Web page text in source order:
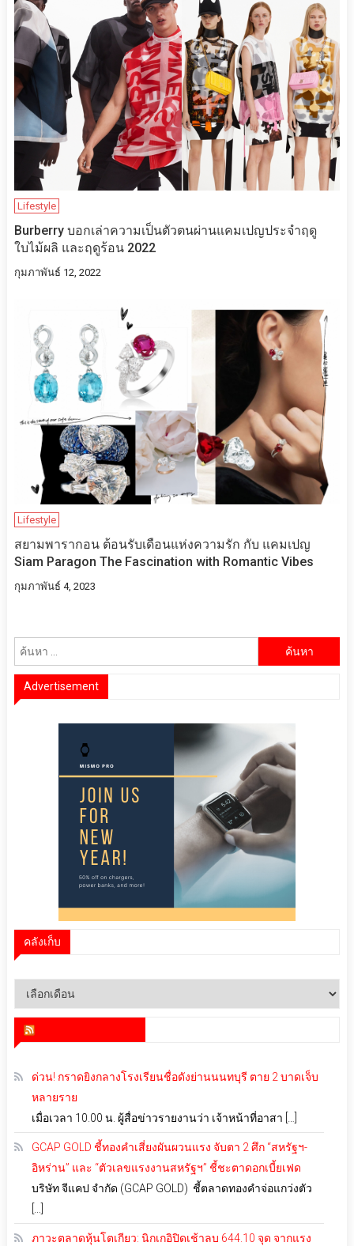
Lifestyle
Burberry บอกเล่าความเป็นตัวตนผ่านแคมเปญประจำฤดู
ใบไม้ผลิ และฤดูร้อน 2022
กุมภาพันธ์ 12, 2022
Lifestyle
สยามพารากอน ต้อนรับเดือนแห่งความรัก กับ​ แคมเปญ
Siam Paragon The Fascination with Romantic Vibes
กุมภาพันธ์ 4, 2023
Advertisement
คลังเก็บ
คลัง
ด่วน! กราดยิงกลางโรงเรียนชื่อดังย่านนนทบุรี ตาย 2 บาดเจ็บ
หลายราย
เมื่อเวลา 10.00 น. ผู้สื่อข่าวรายงานว่า เจ้าหน้าที่อาสา […]
GCAP GOLD ชี้ทองคำเสี่ยงผันผวนแรง จับตา 2 ศึก “สหรัฐฯ-
อิหร่าน” และ “ตัวเลขแรงงานสหรัฐฯ” ชี้ชะตาดอกเบี้ยเฟด
บริษัท จีแคป จำกัด (GCAP GOLD) ชี้ตลาดทองคำจ่อแกว่งตัว
ภาวะตลาดหุ้นโตเกียว: นิกเกอิปิดเช้าลบ 644.10 จุด จากแรง